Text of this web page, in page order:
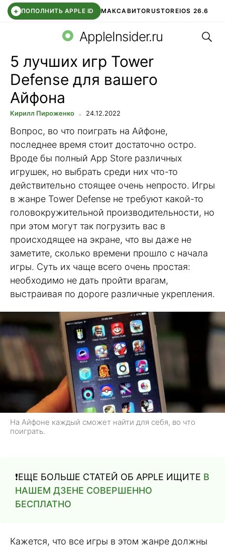
+ ПОПОЛНИТЬ APPLE ID МАКСАВИТОRUSTOREIOS 26.6
СБЕР КИДС ВТБ ОНЛАЙН ЧАТ В ROBLOX
AppleInsider.ru
5 лучших игр Tower
Defense для вашего
Айфона
Кирилл Пироженко 24.12.2022
Вопрос, во что поиграть на Айфоне,
последнее время стоит достаточно остро.
Вроде бы полный App Store различных
игрушек, но выбрать среди них что-то
действительно стоящее очень непросто. Игры
в жанре Tower Defense не требуют какой-то
головокружительной производительности, но
при этом могут так погрузить вас в
происходящее на экране, что вы даже не
заметите, сколько времени прошло с начала
игры. Суть их чаще всего очень простая:
необходимо не дать пройти врагам,
выстраивая по дороге различные укрепления.
На Айфоне каждый сможет найти для себя, во что
поиграть.
❗️ЕЩЕ БОЛЬШЕ СТАТЕЙ ОБ APPLE ИЩИТЕ В
НАШЕМ ДЗЕНЕ СОВЕРШЕННО
БЕСПЛАТНО
Кажется, что все игры в этом жанре должны